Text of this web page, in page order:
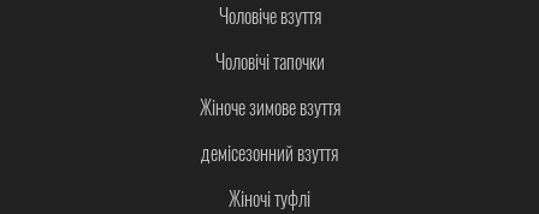
Чоловіче взуття
Чоловічі тапочки
Жіноче зимове взуття
демісезонний взуття
Жіночі туфлі